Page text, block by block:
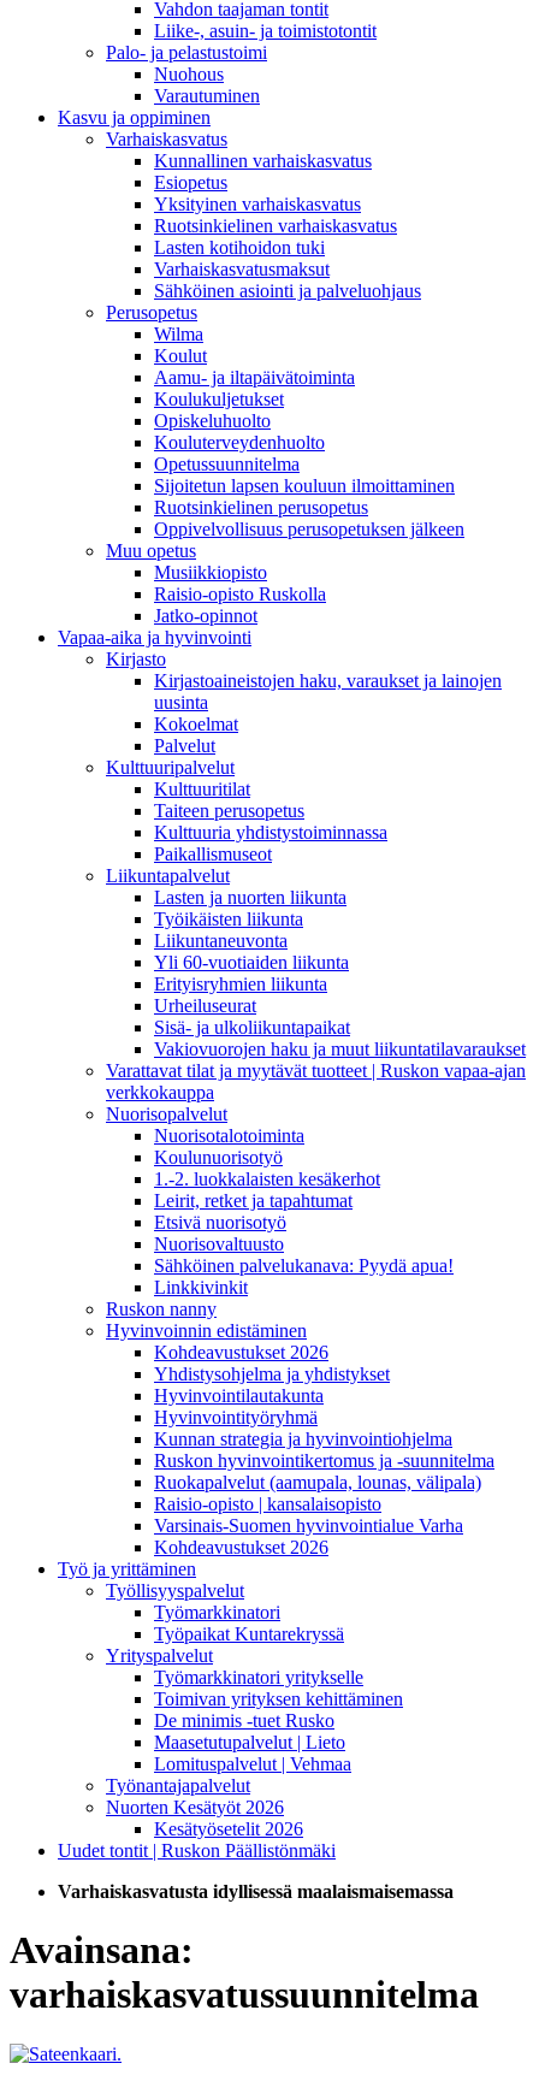
Vahdon taajaman tontit
Liike-, asuin- ja toimistotontit
Palo- ja pelastustoimi
Nuohous
Varautuminen
Kasvu ja oppiminen
Varhaiskasvatus
Kunnallinen varhaiskasvatus
Esiopetus
Yksityinen varhaiskasvatus
Ruotsinkielinen varhaiskasvatus
Lasten kotihoidon tuki
Varhaiskasvatusmaksut
Sähköinen asiointi ja palveluohjaus
Perusopetus
Wilma
Koulut
Aamu- ja iltapäivätoiminta
Koulukuljetukset
Opiskeluhuolto
Kouluterveydenhuolto
Opetussuunnitelma
Sijoitetun lapsen kouluun ilmoittaminen
Ruotsinkielinen perusopetus
Oppivelvollisuus perusopetuksen jälkeen
Muu opetus
Musiikkiopisto
Raisio-opisto Ruskolla
Jatko-opinnot
Vapaa-aika ja hyvinvointi
Kirjasto
Kirjastoaineistojen haku, varaukset ja lainojen
uusinta
Kokoelmat
Palvelut
Kulttuuripalvelut
Kulttuuritilat
Taiteen perusopetus
Kulttuuria yhdistystoiminnassa
Paikallismuseot
Liikuntapalvelut
Lasten ja nuorten liikunta
Työikäisten liikunta
Liikuntaneuvonta
Yli 60-vuotiaiden liikunta
Erityisryhmien liikunta
Urheiluseurat
Sisä- ja ulkoliikuntapaikat
Vakiovuorojen haku ja muut liikuntatilavaraukset
Varattavat tilat ja myytävät tuotteet | Ruskon vapaa-ajan
verkkokauppa
Nuorisopalvelut
Nuorisotalotoiminta
Koulunuorisotyö
1.-2. luokkalaisten kesäkerhot
Leirit, retket ja tapahtumat
Etsivä nuorisotyö
Nuorisovaltuusto
Sähköinen palvelukanava: Pyydä apua!
Linkkivinkit
Ruskon nanny
Hyvinvoinnin edistäminen
Kohdeavustukset 2026
Yhdistysohjelma ja yhdistykset
Hyvinvointilautakunta
Hyvinvointityöryhmä
Kunnan strategia ja hyvinvointiohjelma
Ruskon hyvinvointikertomus ja -suunnitelma
Ruokapalvelut (aamupala, lounas, välipala)
Raisio-opisto | kansalaisopisto
Varsinais-Suomen hyvinvointialue Varha
Kohdeavustukset 2026
Työ ja yrittäminen
Työllisyyspalvelut
Työmarkkinatori
Työpaikat Kuntarekryssä
Yrityspalvelut
Työmarkkinatori yritykselle
Toimivan yrityksen kehittäminen
De minimis -tuet Rusko
Maasetutupalvelut | Lieto
Lomituspalvelut | Vehmaa
Työnantajapalvelut
Nuorten Kesätyöt 2026
Kesätyösetelit 2026
Uudet tontit | Ruskon Päällistönmäki
Varhaiskasvatusta idyllisessä maalaismaisemassa
Avainsana:
varhaiskasvatussuunnitelma